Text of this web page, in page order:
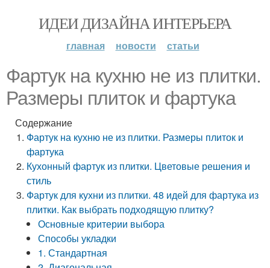
ИДЕИ ДИЗАЙНА ИНТЕРЬЕРА
главная новости статьи
Фартук на кухню не из плитки.
Размеры плиток и фартука
Содержание
Фартук на кухню не из плитки. Размеры плиток и
фартука
Кухонный фартук из плитки. Цветовые решения и
стиль
Фартук для кухни из плитки. 48 идей для фартука из
плитки. Как выбрать подходящую плитку?
Основные критерии выбора
Способы укладки
1. Стандартная